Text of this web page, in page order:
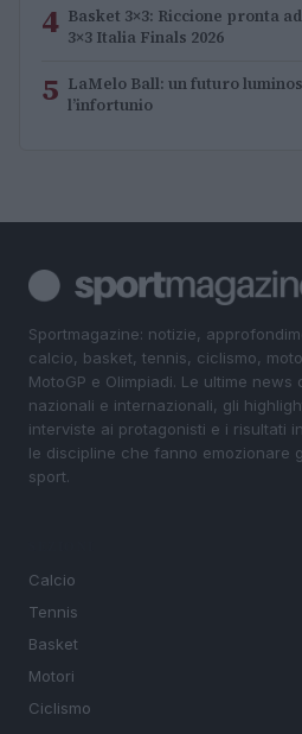
4 Basket 3×3: Riccione pronta
3×3 Italia Finals 2026
5 LaMelo Ball: un futuro
l’infortunio
Sportmagazine: notizie,
calcio, basket, tennis, ciclismo,
MotoGP e Olimpiadi. Le ultime news
nazionali e internazionali, gli
interviste ai protagonisti e i risultati
le discipline che fanno emozionare
sport.
Calcio
Tennis
Basket
Motori
Ciclismo